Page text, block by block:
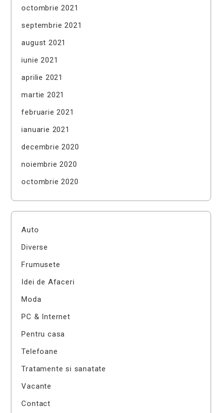
octombrie 2021
septembrie 2021
august 2021
iunie 2021
aprilie 2021
martie 2021
februarie 2021
ianuarie 2021
decembrie 2020
noiembrie 2020
octombrie 2020
Auto
Diverse
Frumusete
Idei de Afaceri
Moda
PC & Internet
Pentru casa
Telefoane
Tratamente si sanatate
Vacante
Contact